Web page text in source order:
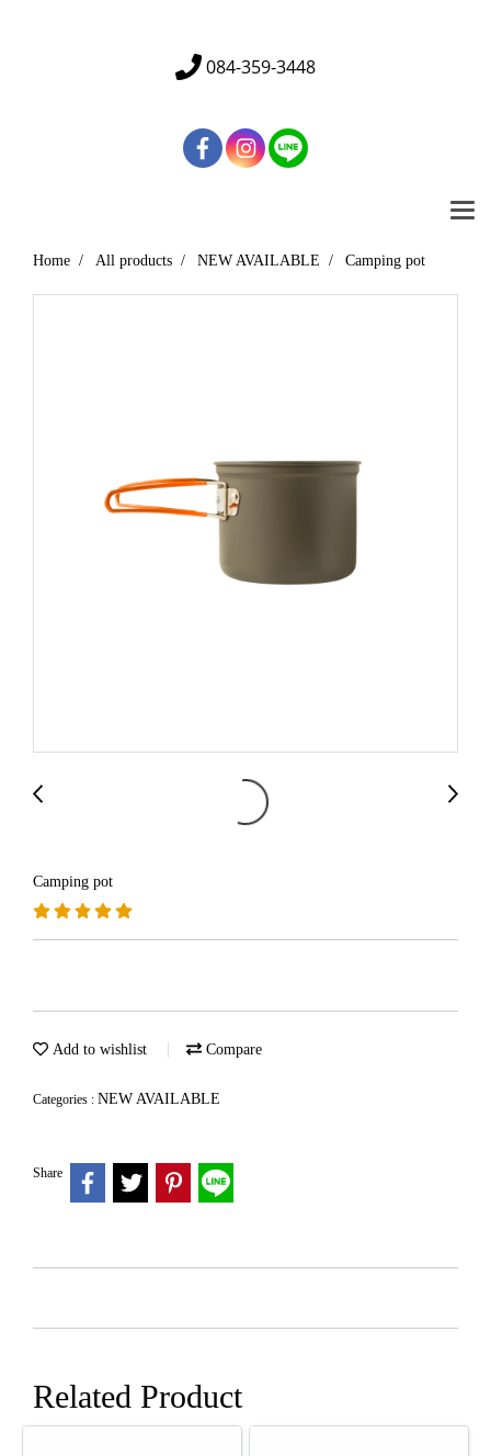
084-359-3448
Home All products NEW AVAILABLE Camping pot
Camping pot
Add to wishlist Compare
Categories : NEW AVAILABLE
Share
Related Product